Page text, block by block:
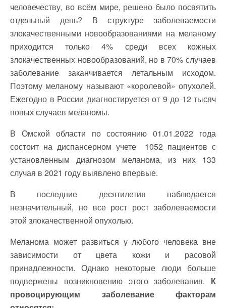
человечеству, во всём мире, решено было посвятить
отдельный день? В структуре заболеваемости
злокачественными новообразованиями на меланому
приходится только 4% среди всех кожных
злокачественных новообразований, но в 70% случаев
заболевание заканчивается летальным исходом.
Поэтому меланому называют «королевой» опухолей.
Ежегодно в России диагностируется от 9 до 12 тысяч
новых случаев меланомы.
В Омской области по состоянию 01.01.2022 года
состоит на диспансерном учете 1052 пациентов с
установленным диагнозом меланома, из них 133
случая в 2021 году выявлено впервые.
В последние десятилетия наблюдается
незначительный, но все рост рост заболеваемости
этой злокачественной опухолью.
Меланома может развиться у любого человека вне
зависимости от цвета кожи и расовой
принадлежности. Однако некоторые люди больше
подвержены возникновению этого заболевания. К
провоцирующим заболевание факторам